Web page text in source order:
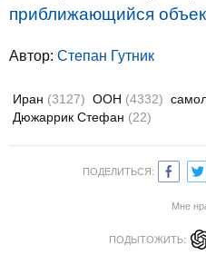
приближающийся
Автор: Степан Гутник
Иран (3127) ООН (4332)
Дюжаррик Стефан (22)
ПОДЕЛИТЬСЯ:
Мне
ПОДЫТОЖИТЬ: